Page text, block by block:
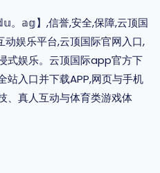
。𝕒𝕘】,信誉,安全,保障,云顶国
娱乐平台,云顶国际官网入口,
式娱乐。云顶国际app官方下
站入口并下载APP,网页与手机
、真人互动与体育类游戏体